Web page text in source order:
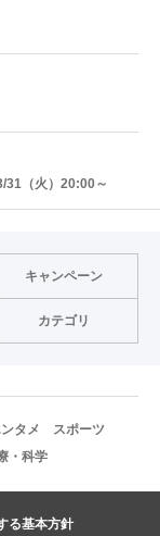
31（火）20:00～
キャンペーン
カテゴリ
タメ
スポーツ
・科学
る基本方針